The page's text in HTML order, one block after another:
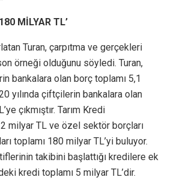
MİLYAR TL’
Turan, çarpıtma ve gerçekleri
örneği olduğunu söyledi. Turan,
bankalara olan borç toplamı 5,1
yılında çiftçilerin bankalara olan
çıkmıştır. Tarım Kredi
milyar TL ve özel sektör borçları
toplamı 180 milyar TL’yi buluyor.
takibini başlattığı kredilere ek
kredi toplamı 5 milyar TL’dir.